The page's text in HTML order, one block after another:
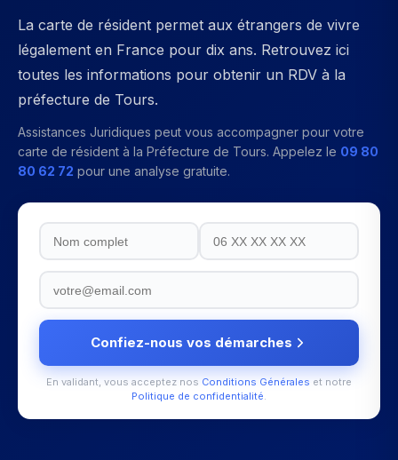
La carte de résident permet aux étrangers de vivre
légalement en France pour dix ans. Retrouvez ici
toutes les informations pour obtenir un RDV à la
préfecture de Tours.
Assistances Juridiques peut vous accompagner pour votre
carte de résident à la Préfecture de Tours. Appelez le 09 80
80 62 72 pour une analyse gratuite.
Confiez-nous vos démarches
En validant, vous acceptez nos Conditions Générales et notre
Politique de confidentialité.